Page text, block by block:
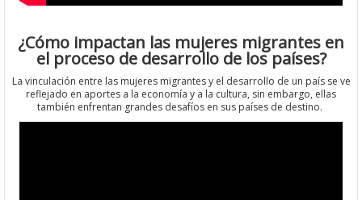
¿Cómo impactan las mujeres migrantes en
el proceso de desarrollo de los países?
La vinculación entre las mujeres migrantes y el desarrollo de un país se ve
reflejado en aportes a la economía y a la cultura, sin embargo, ellas
también enfrentan grandes desafíos en sus países de destino.